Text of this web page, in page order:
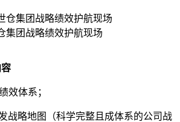
集团战略绩效护航现场
效体系；
战略地图（科学完整且成体系的公司战